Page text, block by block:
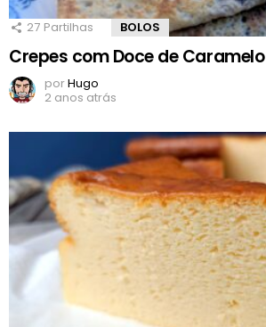
27 Partilhas BOLOS
Crepes com Doce de Caramelo
porHugo
2 anos atrás